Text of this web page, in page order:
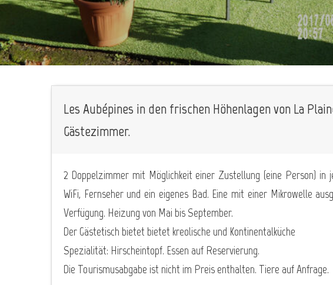
Les Aubépines in den frischen Höhenlagen von La
Gästezimmer.
2 Doppelzimmer mit Möglichkeit einer Zustellung (eine Person) in
WiFi, Fernseher und ein eigenes Bad. Eine mit einer Mikrowelle
Verfügung. Heizung von Mai bis September.
Der Gästetisch bietet bietet kreolische und Kontinentalküche
Spezialität: Hirscheintopf. Essen auf Reservierung.
Die Tourismusabgabe ist nicht im Preis enthalten. Tiere auf Anfrage.